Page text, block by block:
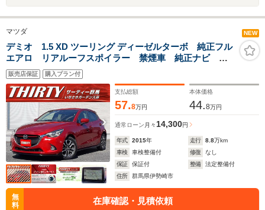
マツダ NEW
デミオ 1.5 XD ツーリング ディーゼルターボ 純正フル
エアロ リアルーフスポイラー 禁煙車 純正ナビ バ
ックモニター クルーズコントロール フルセグTV パ
ドルシフト ヘッドアップディスプレイ スマートキー2
個 Bluetooth ETC
販売店保証 購入プラン付
支払総額
57.8万円
本体価格
44.8万円
通常ローン 月々 14,300円
年式 2015年 走行 8.8万km
車検
車検整備付 修復
なし
保証
保証付 整備
法定整備付
住所
群馬県伊勢崎市
無
料
在庫確認・見積依頼